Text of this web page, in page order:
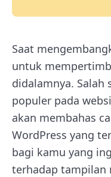
Saat
untuk
didalamnya.
populer pada
akan membahas
WordPress yang
bagi kamu yang
terhadap tampilan